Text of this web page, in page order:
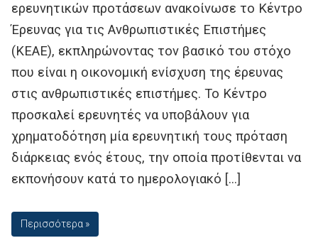
ερευνητικών προτάσεων ανακοίνωσε το Κέντρο
Έρευνας για τις Ανθρωπιστικές Επιστήμες
(ΚΕΑΕ), εκπληρώνοντας τον βασικό του στόχο
που είναι η οικονομική ενίσχυση της έρευνας
στις ανθρωπιστικές επιστήμες. Το Κέντρο
προσκαλεί ερευνητές να υποβάλουν για
χρηματοδότηση μία ερευνητική τους πρόταση
διάρκειας ενός έτους, την οποία προτίθενται να
εκπονήσουν κατά το ημερολογιακό […]
Περισσότερα »